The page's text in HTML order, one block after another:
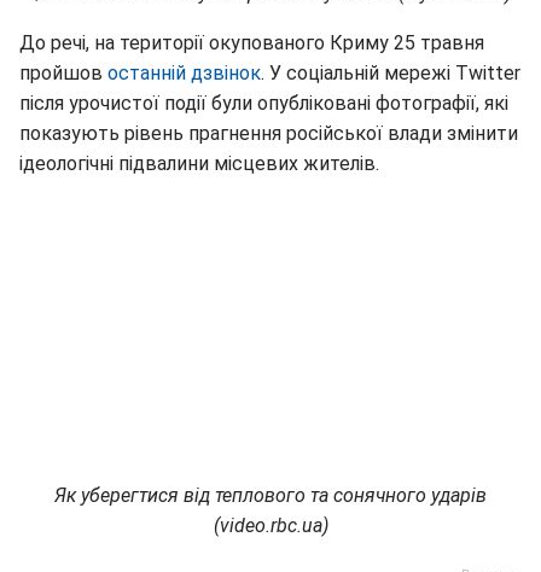
До речі, на території окупованого Криму 25 травня
пройшов останній дзвінок. У соціальній мережі Twitter
після урочистої події були опубліковані фотографії, які
показують рівень прагнення російської влади змінити
ідеологічні підвалини місцевих жителів.
Як уберегтися від теплового та сонячного ударів
(video.rbc.ua)